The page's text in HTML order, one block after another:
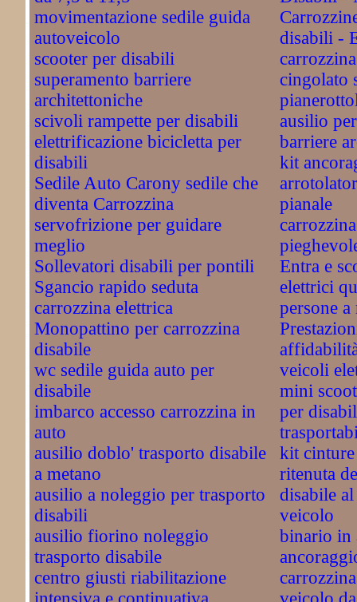
movimentazione sedile guida
autoveicolo
scooter per disabili
superamento barriere
architettoniche
scivoli rampette per disabili
elettrificazione bicicletta per
disabili
Sedile Auto Carony sedile che
diventa Carrozzina
servofrizione per guidare
meglio
Sollevatori disabili per pontili
Sgancio rapido seduta
carrozzina elettrica
Monopattino per carrozzina
disabile
wc sedile guida auto per
disabile
imbarco accesso carrozzina in
auto
ausilio doblo' trasporto disabile
a metano
ausilio a noleggio per trasporto
disabili
ausilio fiorino noleggio
trasporto disabile
centro giusti riabilitazione
disabili -
cingolato
ausilio
barriere
kit
pianale
Entra e
elettrici
persone
veicoli
mini
per
kit
ritenuta
disabile
veicolo
binario in